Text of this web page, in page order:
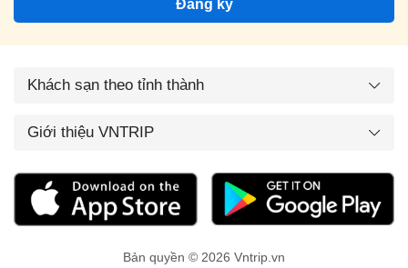
Đăng ký
Khách sạn theo tỉnh thành
Giới thiệu VNTRIP
Bản quyền © 2026 Vntrip.vn